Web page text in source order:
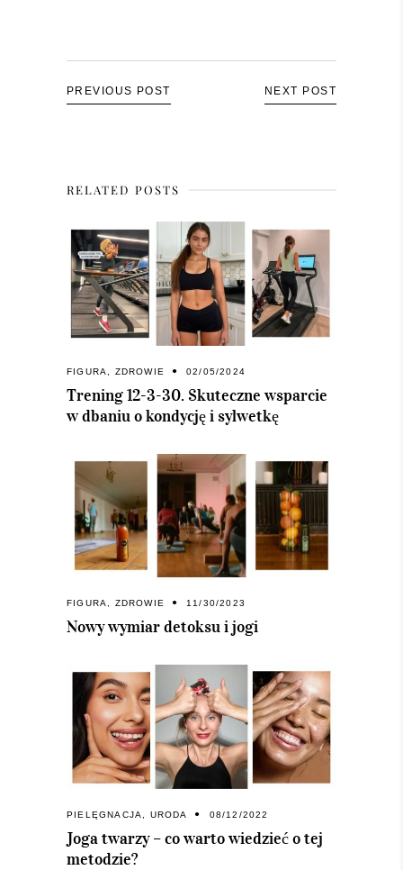
PREVIOUS POST NEXT POST
RELATED POSTS
FIGURA ZDROWIE 02/05/2024
Trening 12-3-30. Skuteczne wsparcie
w dbaniu o kondycję i sylwetkę
FIGURA, ZDROWIE 11/30/2023
Nowy wymiar detoksu i jogi
PIELĘGNACJA URODA 08/12/2022
Joga twarzy – co warto wiedzieć o tej
metodzie?